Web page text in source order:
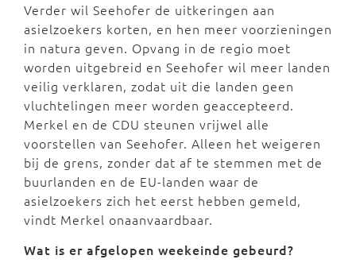
Verder wil Seehofer de uitkeringen aan
asielzoekers korten, en hen meer voorzieningen
in natura geven. Opvang in de regio moet
worden uitgebreid en Seehofer wil meer landen
veilig verklaren, zodat uit die landen geen
vluchtelingen meer worden geaccepteerd.
Merkel en de CDU steunen vrijwel alle
voorstellen van Seehofer. Alleen het weigeren
bij de grens, zonder dat af te stemmen met de
buurlanden en de EU-landen waar de
asielzoekers zich het eerst hebben gemeld,
vindt Merkel onaanvaardbaar.
Wat is er afgelopen weekeinde gebeurd?